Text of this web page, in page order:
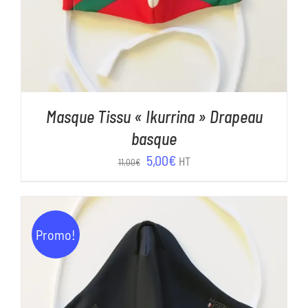
Masque Tissu « Ikurrina » Drapeau
basque
11,00€
Le
était :
11,00€.
5,00€Le
actuel
5,00€.
HT
Promo!